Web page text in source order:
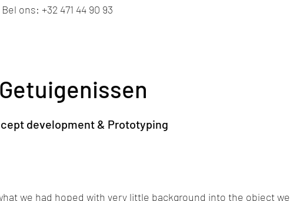
Bel ons: +32 471 44 90 93
Getuigenissen
development & Prototyping
we had hoped with very little background into the object we